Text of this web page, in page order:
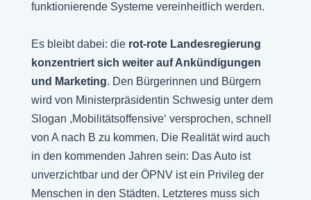
funktionierende Systeme vereinheitlich werden.
Es bleibt dabei: die rot-rote Landesregierung
konzentriert sich weiter auf Ankündigungen
und Marketing. Den Bürgerinnen und Bürgern
wird von Ministerpräsidentin Schwesig unter dem
Slogan ,Mobilitätsoffensive‘ versprochen, schnell
von A nach B zu kommen. Die Realität wird auch
in den kommenden Jahren sein: Das Auto ist
unverzichtbar und der ÖPNV ist ein Privileg der
Menschen in den Städten. Letzteres muss sich